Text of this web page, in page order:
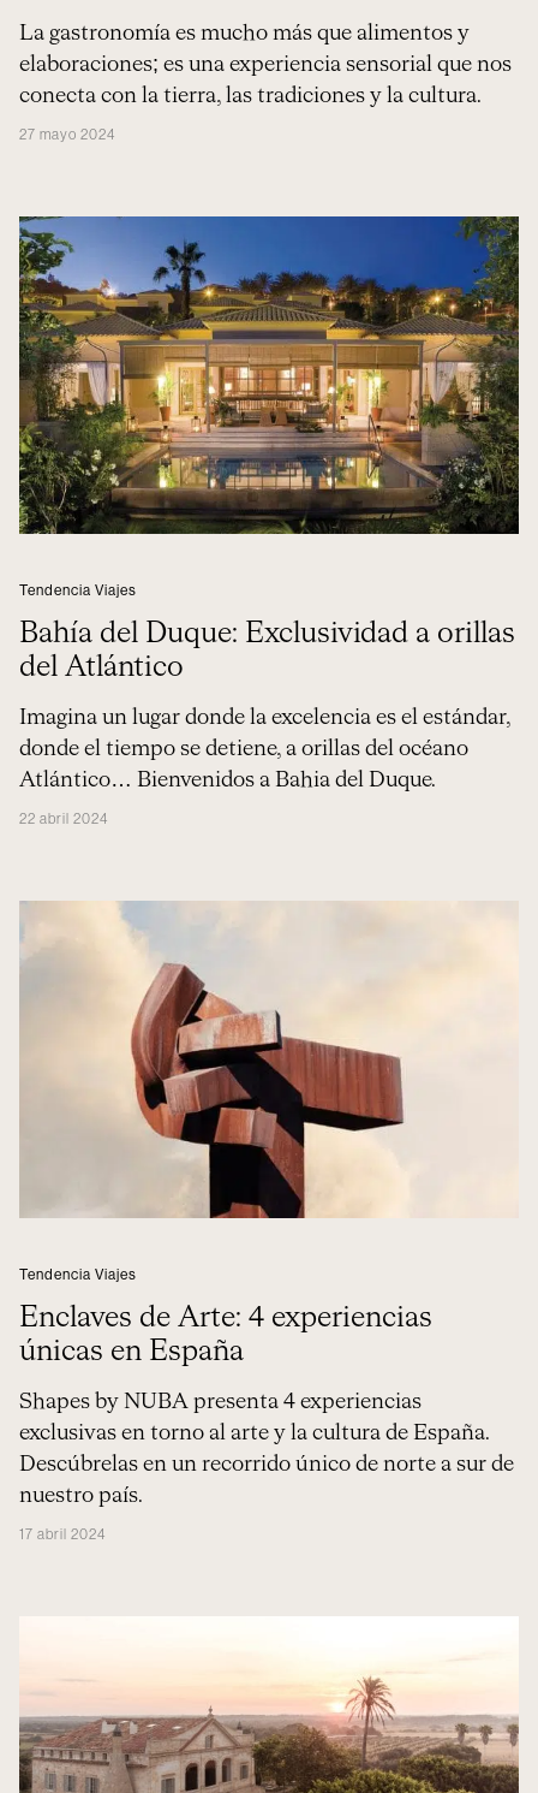
La gastronomía es mucho más que alimentos y
elaboraciones; es una experiencia sensorial que nos
conecta con la tierra, las tradiciones y la cultura.
27 mayo 2024
Tendencia Viajes
Bahía del Duque: Exclusividad a orillas
del Atlántico
Imagina un lugar donde la excelencia es el estándar,
donde el tiempo se detiene, a orillas del océano
Atlántico… Bienvenidos a Bahia del Duque.
22 abril 2024
Tendencia Viajes
Enclaves de Arte: 4 experiencias
únicas en España
Shapes by NUBA presenta 4 experiencias
exclusivas en torno al arte y la cultura de España.
Descúbrelas en un recorrido único de norte a sur de
nuestro país.
17 abril 2024